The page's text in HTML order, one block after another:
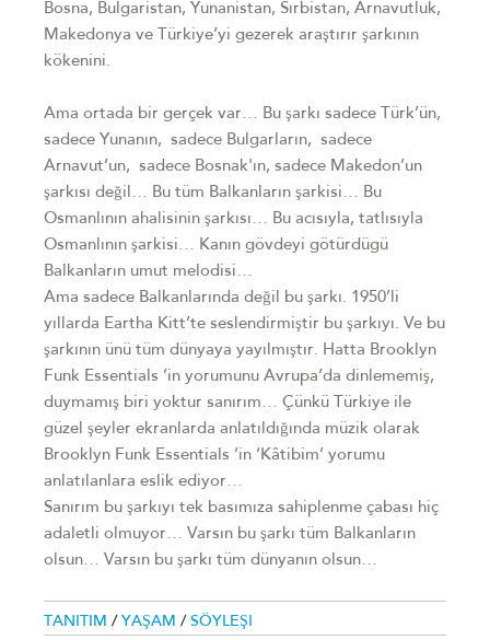
Bosna, Bulgaristan, Yunanistan, Sırbistan, Arnavutluk,
Makedonya ve Türkiye’yi gezerek araştırır şarkının
kökenini.
Ama ortada bir gerçek var… Bu şarkı sadece Türk’ün,
sadece Yunanın, sadece Bulgarların, sadece
Arnavut’un, sadece Bosnak'ın, sadece Makedon’un
şarkısı değil… Bu tüm Balkanların şarkisi… Bu
Osmanlının ahalisinin şarkısı… Bu acısıyla, tatlısıyla
Osmanlının şarkisi… Kanın gövdeyi götürdügü
Balkanların umut melodisi…
Ama sadece Balkanlarında değil bu şarkı. 1950’li
yıllarda Eartha Kitt’te seslendirmiştir bu şarkıyı. Ve bu
şarkının ünü tüm dünyaya yayılmıştır. Hatta Brooklyn
Funk Essentials ’in yorumunu Avrupa’da dinlememiş,
duymamış biri yoktur sanırım… Çünkü Türkiye ile
güzel şeyler ekranlarda anlatıldığında müzik olarak
Brooklyn Funk Essentials ’in ‘Kâtibim’ yorumu
anlatılanlara eslik ediyor…
Sanırım bu şarkıyı tek basımıza sahiplenme çabası hiç
adaletli olmuyor… Varsın bu şarkı tüm Balkanların
olsun… Varsın bu şarkı tüm dünyanın olsun…
TANITIM / YAŞAM / SÖYLEŞI